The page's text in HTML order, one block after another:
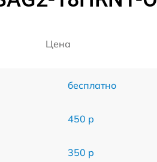
Цена
бесплатно
450 р
350 р